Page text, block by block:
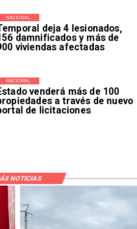
deja 4 lesionados,
damnificados y más de
viviendas afectadas
NACIONAL
venderá más de 100
a través de nuevo
de licitaciones
NACIONAL
NOTICIAS